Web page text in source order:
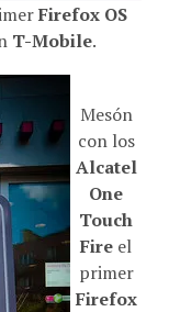
Firefox OS
T-Mobile.
Mesón
con los
Alcatel
One
Touch
Fire el
primer
Firefox